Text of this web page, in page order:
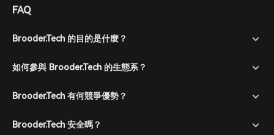
FAQ
Brooder.Tech 的目的是什麼？
如何參與 Brooder.Tech 的生態系？
Brooder.Tech 有何競爭優勢？
Brooder.Tech 安全嗎？